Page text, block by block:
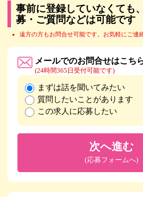
事前に登録していなくても
募・ご質問などは可能です
遠方の方もお問合せ可能です。お気軽にご連
メールでのお問合せはこち
(24時間365日受付可能です)
まずは話を聞いてみたい
質問したいことがあります
この求人に応募したい
次へ進む
(応募フォームへ)